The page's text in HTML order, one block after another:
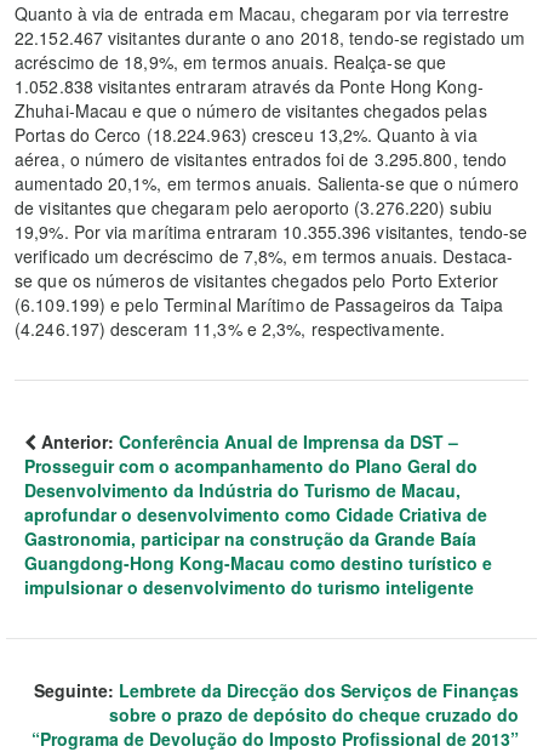
Quanto à via de entrada em Macau, chegaram por via terrestre
22.152.467 visitantes durante o ano 2018, tendo-se registado um
acréscimo de 18,9%, em termos anuais. Realça-se que
1.052.838 visitantes entraram através da Ponte Hong Kong-
Zhuhai-Macau e que o número de visitantes chegados pelas
Portas do Cerco (18.224.963) cresceu 13,2%. Quanto à via
aérea, o número de visitantes entrados foi de 3.295.800, tendo
aumentado 20,1%, em termos anuais. Salienta-se que o número
de visitantes que chegaram pelo aeroporto (3.276.220) subiu
19,9%. Por via marítima entraram 10.355.396 visitantes, tendo-se
verificado um decréscimo de 7,8%, em termos anuais. Destaca-
se que os números de visitantes chegados pelo Porto Exterior
(6.109.199) e pelo Terminal Marítimo de Passageiros da Taipa
(4.246.197) desceram 11,3% e 2,3%, respectivamente.
Anterior: Conferência Anual de Imprensa da DST –
Prosseguir com o acompanhamento do Plano Geral do
Desenvolvimento da Indústria do Turismo de Macau,
aprofundar o desenvolvimento como Cidade Criativa de
Gastronomia, participar na construção da Grande Baía
Guangdong-Hong Kong-Macau como destino turístico e
impulsionar o desenvolvimento do turismo inteligente
Seguinte: Lembrete da Direcção dos Serviços de Finanças
sobre o prazo de depósito do cheque cruzado do
“Programa de Devolução do Imposto Profissional de 2013”